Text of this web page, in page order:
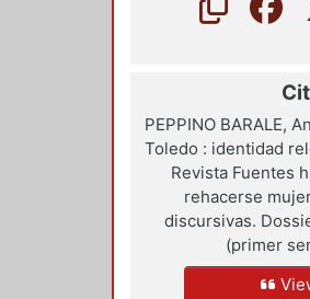
PEPPINO BARALE,
Toledo : identidad
Revista Fuentes
rehacerse
discursivas.
(primer